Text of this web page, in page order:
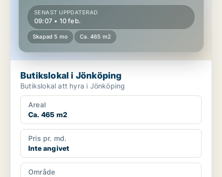
SENAST UPPDATERAD
09:07 • 10 feb.
Skapad 5 mo Ca. 465 m2
Butikslokal i Jönköping
Butikslokal att hyra i Jönköping
Areal
Ca. 465 m2
Pris pr. md.
Inte angivet
Område